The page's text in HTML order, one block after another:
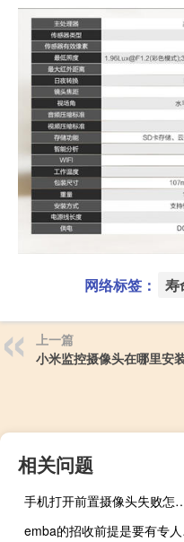
网络标签： 寿
上一篇
小米监控摄像头在哪里安
相关问题
手机打开前置